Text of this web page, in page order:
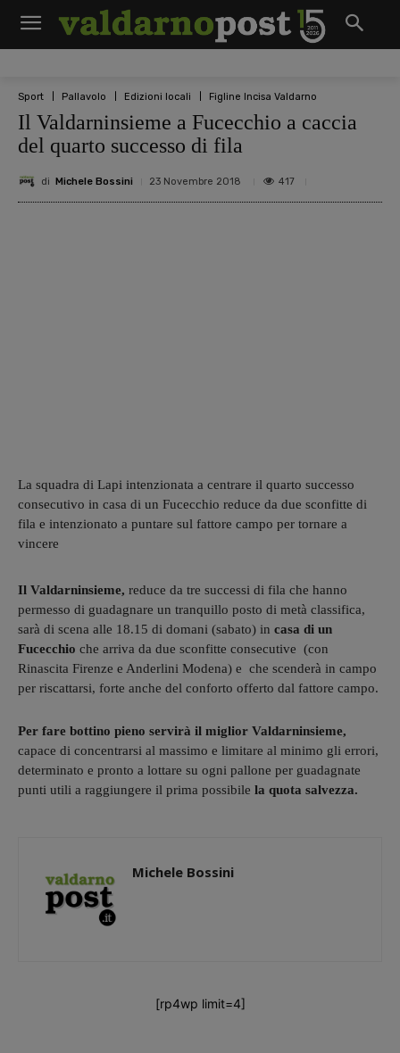
Sport Pallavolo Edizioni locali Figline Incisa Valdarno
Il Valdarninsieme a Fucecchio a caccia
del quarto successo di fila
di Michele Bossini 23 Novembre 2018 417
La squadra di Lapi intenzionata a centrare il quarto successo
consecutivo in casa di un Fucecchio reduce da due sconfitte di
fila e intenzionato a puntare sul fattore campo per tornare a
vincere
Il Valdarninsieme, reduce da tre successi di fila che hanno
permesso di guadagnare un tranquillo posto di metà classifica,
sarà di scena alle 18.15 di domani (sabato) in casa di un
Fucecchio che arriva da due sconfitte consecutive (con
Rinascita Firenze e Anderlini Modena) e che scenderà in campo
per riscattarsi, forte anche del conforto offerto dal fattore campo.
Per fare bottino pieno servirà il miglior Valdarninsieme,
capace di concentrarsi al massimo e limitare al minimo gli errori,
determinato e pronto a lottare su ogni pallone per guadagnate
punti utili a raggiungere il prima possibile la quota salvezza.
Michele Bossini
[rp4wp limit=4]